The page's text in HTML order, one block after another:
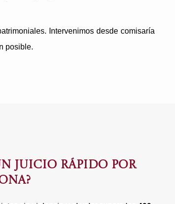
Intervenimos desde comisaría
posible.
JUICIO RÁPIDO POR